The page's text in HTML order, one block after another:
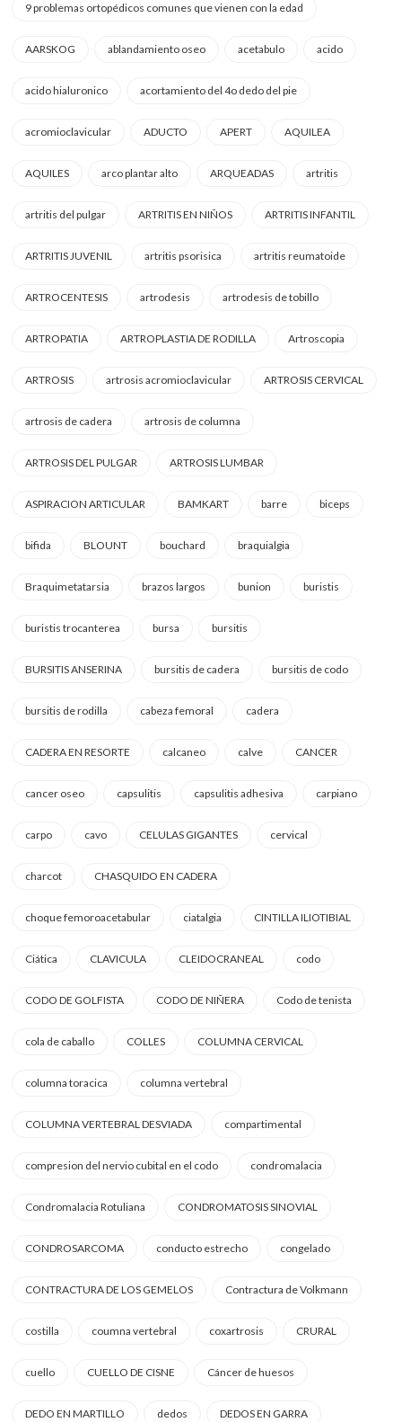
9 problemas ortopédicos comunes que vienen con la edad
AARSKOG ablandamiento oseo acetabulo acido
acido hialuronico acortamiento del 4o dedo del pie
acromioclavicular ADUCTO APERT AQUILEA
AQUILES arco plantar alto ARQUEADAS artritis
artritis del pulgar ARTRITIS EN NIÑOS ARTRITIS INFANTIL
ARTRITIS JUVENIL artritis psorisica artritis reumatoide
ARTROCENTESIS artrodesis artrodesis de tobillo
ARTROPATIA ARTROPLASTIA DE RODILLA Artroscopia
ARTROSIS artrosis acromioclavicular ARTROSIS CERVICAL
artrosis de cadera artrosis de columna
ARTROSIS DEL PULGAR ARTROSIS LUMBAR
ASPIRACION ARTICULAR BAMKART barre biceps
bifida BLOUNT bouchard braquialgia
Braquimetatarsia brazos largos bunion buristis
buristis trocanterea bursa bursitis
BURSITIS ANSERINA bursitis de cadera bursitis de codo
bursitis de rodilla cabeza femoral cadera
CADERA EN RESORTE calcaneo calve CANCER
cancer oseo capsulitis capsulitis adhesiva carpiano
carpo cavo CELULAS GIGANTES cervical
charcot CHASQUIDO EN CADERA
choque femoroacetabular ciatalgia CINTILLA ILIOTIBIAL
Ciática CLAVICULA CLEIDOCRANEAL codo
CODO DE GOLFISTA CODO DE NIÑERA Codo de tenista
cola de caballo COLLES COLUMNA CERVICAL
columna toracica columna vertebral
COLUMNA VERTEBRAL DESVIADA compartimental
compresion del nervio cubital en el codo condromalacia
Condromalacia Rotuliana CONDROMATOSIS SINOVIAL
CONDROSARCOMA conducto estrecho congelado
CONTRACTURA DE LOS GEMELOS Contractura de Volkmann
costilla coumna vertebral coxartrosis CRURAL
cuello CUELLO DE CISNE Cáncer de huesos
DEDO EN MARTILLO dedos DEDOS EN GARRA